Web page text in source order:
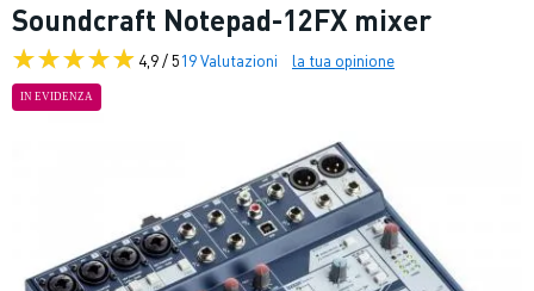
Soundcraft Notepad-12FX mixer
4,9 / 519 Valutazioni la tua opinione
IN EVIDENZA